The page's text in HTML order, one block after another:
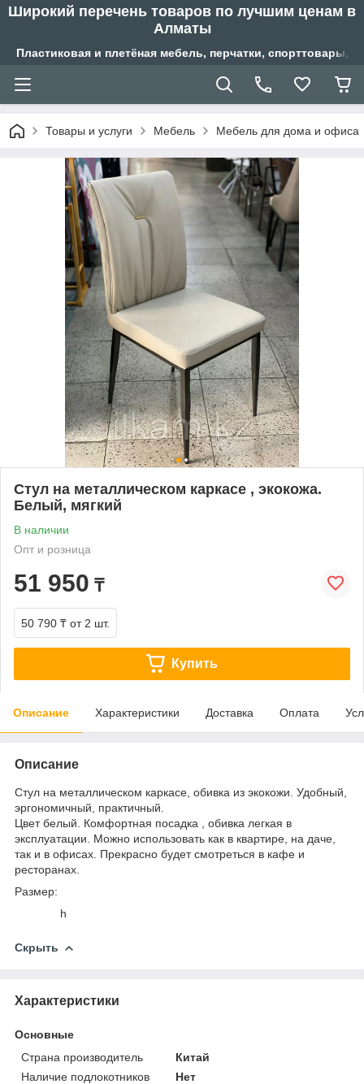
Широкий перечень товаров по лучшим ценам в
Алматы
Пластиковая и плетёная мебель, перчатки,
Товары и услуги Мебель Мебель для дома и офиса
Стул на металлическом каркасе , экокожа.
Белый, мягкий
В наличии
Опт и розница
51 950 ₸
50 790 ₸ от 2 шт.
Купить
Описание Характеристики Доставка Оплата
Описание
Стул на металлическом каркасе, обивка из экокожи. Удобный,
эргономичный, практичный.
Цвет белый. Комфортная посадка , обивка легкая в
эксплуатации. Можно использовать как в квартире, на даче,
так и в офисах. Прекрасно будет смотреться в кафе и
ресторанах.
Размер:
h
Скрыть
Характеристики
Основные
Страна производитель
Китай
Наличие подлокотников
Нет